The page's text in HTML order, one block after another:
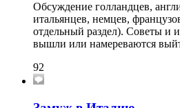
Обсуждение голландцев,
итальянцев, немцев,
отдельный раздел). Советы и
вышли или намереваются
92